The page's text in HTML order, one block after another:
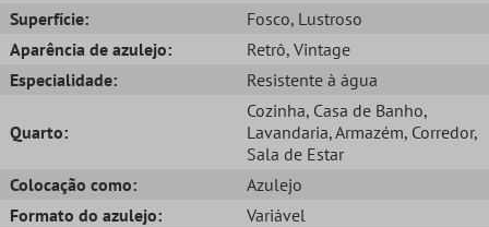
Superfície:
Fosco, Lustroso
Aparência de azulejo:
Retrô, Vintage
Especialidade:
Resistente à água
Quarto:
Cozinha, Casa de Banho,
Lavandaria, Armazém, Corredor,
Sala de Estar
Colocação como:
Azulejo
Formato do azulejo:
Variável